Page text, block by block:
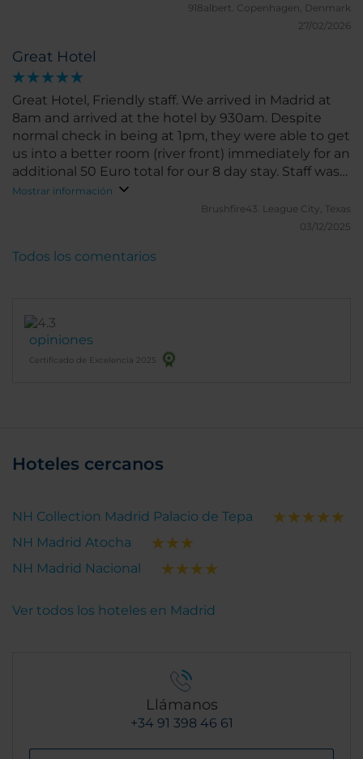
918albert. Copenhagen, Denmark
27/02/2026
Great Hotel
Great Hotel, Friendly staff. We arrived in Madrid at
8am and arrived at the hotel by 930am. Despite
normal check in being at 1pm, they were able to get
us into a better room (river front) immediately for an
additional 50 Euro total for our 8 day stay. Staff was
very knowledgeable and bilingual. On day 1 you
might have to walk to the nearest metro to get a
card for busses/trains, but after that there is a bus
getting around very convenient. There are also taxi's
Mostrar información
Brushfire43.
League City, Texas
03/12/2025
opiniones
Certificado de Excelencia 2025
Todos los comentarios
Hoteles cercanos
NH Collection Madrid Palacio de Tepa
NH Madrid Atocha
NH Madrid Nacional
Ver todos los hoteles en Madrid
Llámanos
+34 91 398 46 61